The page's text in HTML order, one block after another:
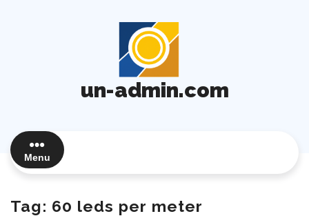
un-admin.com
Menu
Tag: 60 leds per meter